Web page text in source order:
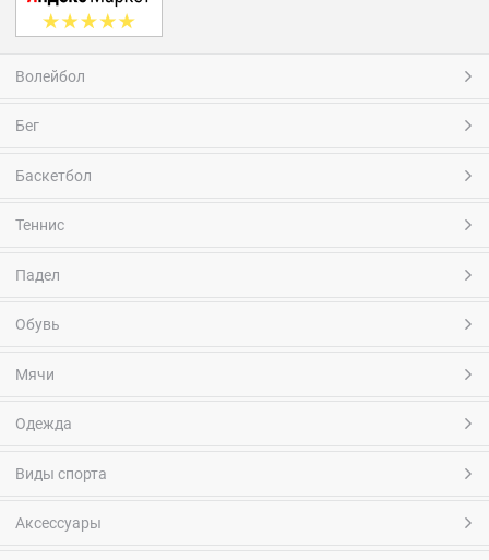
Волейбол
Бег
Баскетбол
Теннис
Падел
Обувь
Мячи
Одежда
Виды спорта
Аксессуары